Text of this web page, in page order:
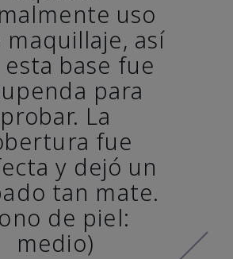
uso
maquillaje, así
base fue
para
probar. La
fue
y dejó un
tan mate.
de piel:
medio)